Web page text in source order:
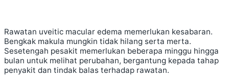
Rawatan uveitic macular edema memerlukan kesabaran.
Bengkak makula mungkin tidak hilang serta merta.
Sesetengah pesakit memerlukan beberapa minggu hingga
bulan untuk melihat perubahan, bergantung kepada tahap
penyakit dan tindak balas terhadap rawatan.